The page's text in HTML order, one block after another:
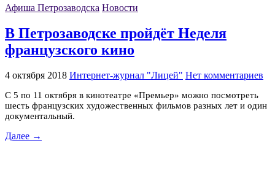
Афиша Петрозаводска Новости
В Петрозаводске пройдёт Неделя
французского кино
4 октября 2018 Интернет-журнал "Лицей" Нет комментариев
С 5 по 11 октября в кинотеатре «Премьер» можно посмотреть
шесть французских художественных фильмов разных лет и один
документальный.
Далее →